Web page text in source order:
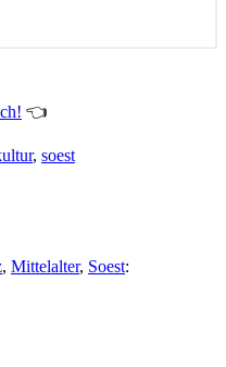
👈
, soest
, Mittelalter, Soest: